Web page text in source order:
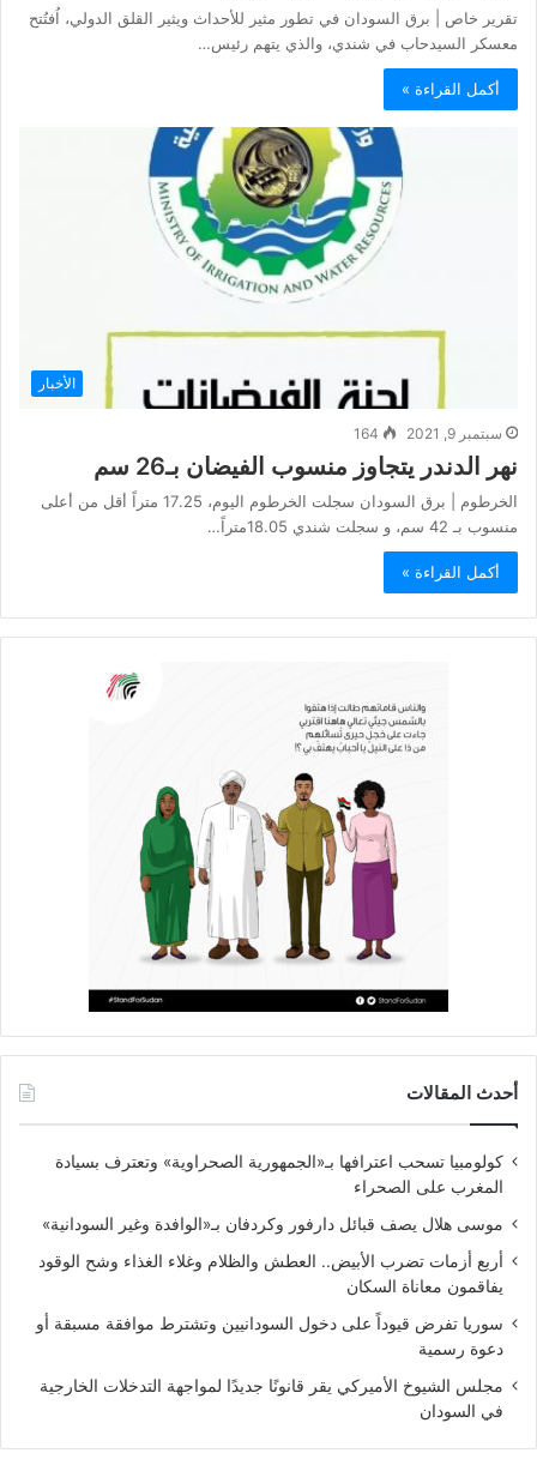
تقرير خاص | برق السودان في تطور مثير للأحداث ويثير القلق الدولي، اُفتُتح
معسكر السيدحاب في شندي، والذي يتهم رئيس…
أكمل القراءة »
الأخبار
سبتمبر 9, 2021 164
نهر الدندر يتجاوز منسوب الفيضان بـ26 سم
الخرطوم | برق السودان سجلت الخرطوم اليوم، 17.25 متراً أقل من أعلى
منسوب بـ 42 سم، و سجلت شندي 18.05متراً…
أكمل القراءة »
أحدث المقالات
كولومبيا تسحب اعترافها بـ«الجمهورية الصحراوية» وتعترف بسيادة
المغرب على الصحراء
موسى هلال يصف قبائل دارفور وكردفان بـ«الوافدة وغير السودانية»
أربع أزمات تضرب الأبيض.. العطش والظلام وغلاء الغذاء وشح الوقود
يفاقمون معاناة السكان
سوريا تفرض قيوداً على دخول السودانيين وتشترط موافقة مسبقة أو
دعوة رسمية
مجلس الشيوخ الأميركي يقر قانونًا جديدًا لمواجهة التدخلات الخارجية
في السودان